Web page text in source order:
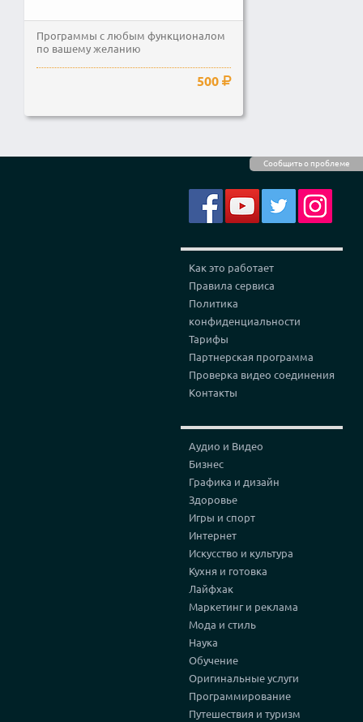
Сообщить о проблеме
Программы с любым функционалом
по вашему желанию
500
Как это работает
Правила сервиса
Политика
конфиденциальности
Тарифы
Партнерская программа
Проверка видео соединения
Контакты
Аудио и Видео
Бизнес
Графика и дизайн
Здоровье
Игры и спорт
Интернет
Искусство и культура
Кухня и готовка
Лайфхак
Маркетинг и реклама
Мода и стиль
Наука
Обучение
Оригинальные услуги
Программирование
Путешествия и туризм